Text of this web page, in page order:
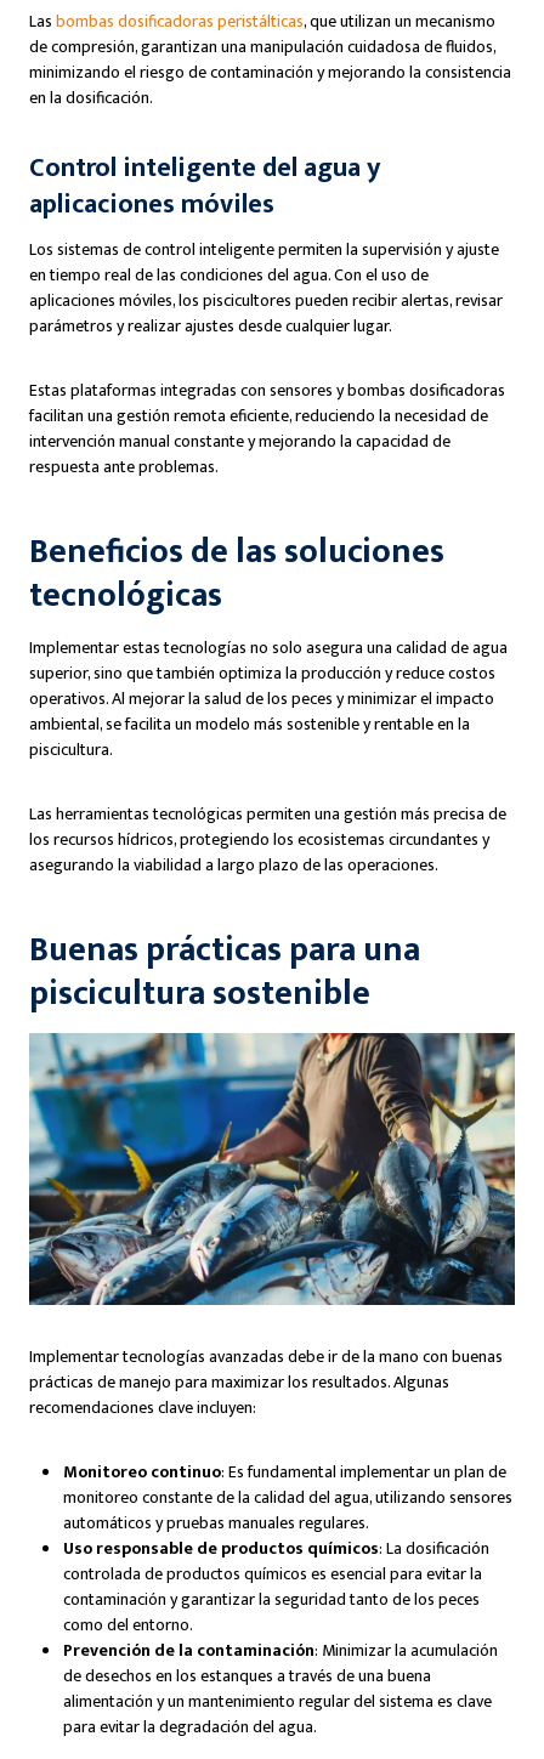
Lasbombas dosificadoras peristálticas, que utilizan un mecanismo
de compresión, garantizan una manipulación cuidadosa de fluidos,
minimizando el riesgo de contaminación y mejorando la consistencia
en la dosificación.
Control inteligente del agua y
aplicaciones móviles
Los sistemas de control inteligente permiten la supervisión y ajuste
en tiempo real de las condiciones del agua. Con el uso de
aplicaciones móviles, los piscicultores pueden recibir alertas, revisar
parámetros y realizar ajustes desde cualquier lugar.
Estas plataformas integradas con sensores y bombas dosificadoras
facilitan una gestión remota eficiente, reduciendo la necesidad de
intervención manual constante y mejorando la capacidad de
respuesta ante problemas.
Beneficios de las soluciones
tecnológicas
Implementar estas tecnologías no solo asegura una calidad de agua
superior, sino que también optimiza la producción y reduce costos
operativos. Al mejorar la salud de los peces y minimizar el impacto
ambiental, se facilita un modelo más sostenible y rentable en la
piscicultura.
Las herramientas tecnológicas permiten una gestión más precisa de
los recursos hídricos, protegiendo los ecosistemas circundantes y
asegurando la viabilidad a largo plazo de las operaciones.
Buenas prácticas para una
piscicultura sostenible
Implementar tecnologías avanzadas debe ir de la mano con buenas
prácticas de manejo para maximizar los resultados. Algunas
recomendaciones clave incluyen:
Monitoreo continuo: Es fundamental implementar un plan de
monitoreo constante de la calidad del agua, utilizando sensores
automáticos y pruebas manuales regulares.
Uso responsable de productos químicos: La dosificación
controlada de productos químicos es esencial para evitar la
contaminación y garantizar la seguridad tanto de los peces
como del entorno.
Prevención de la contaminación: Minimizar la acumulación
de desechos en los estanques a través de una buena
alimentación y un mantenimiento regular del sistema es clave
para evitar la degradación del agua.